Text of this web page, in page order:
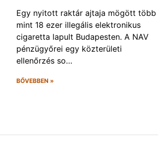
Egy nyitott raktár ajtaja mögött több
mint 18 ezer illegális elektronikus
cigaretta lapult Budapesten. A NAV
pénzügyőrei egy közterületi
ellenőrzés so…
BŐVEBBEN »